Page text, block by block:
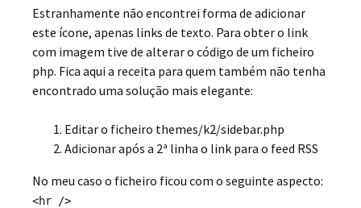
Estranhamente não encontrei forma de adicionar
este ícone, apenas links de texto. Para obter o link
com imagem tive de alterar o código de um ficheiro
php. Fica aqui a receita para quem também não tenha
encontrado uma solução mais elegante:
Editar o ficheiro themes/k2/sidebar.php
Adicionar após a 2ª linha o link para o feed RSS
No meu caso o ficheiro ficou com o seguinte aspecto:
<hr />